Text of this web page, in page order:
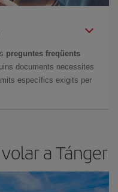
preguntes freqüents
documents necessites
específics exigits per
a Tánger